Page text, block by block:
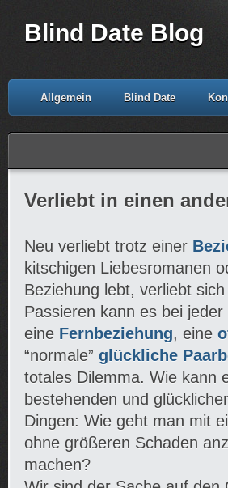
Blind Date Blog
Allgemein Blind Date
Verliebt in einen
Neu verliebt trotz einer
kitschigen Liebesromanen
Beziehung lebt, verliebt
Passieren kann es bei
eine Fernbeziehung, eine
“normale” glückliche
totales Dilemma. Wie kann
bestehenden und
Dingen: Wie geht man mit
ohne größeren Schaden
machen?